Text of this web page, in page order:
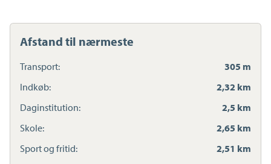
Afstand til nærmeste
Transport:
305 m
Indkøb:
2,32 km
Daginstitution:
2,5 km
Skole:
2,65 km
Sport og fritid:
2,51 km